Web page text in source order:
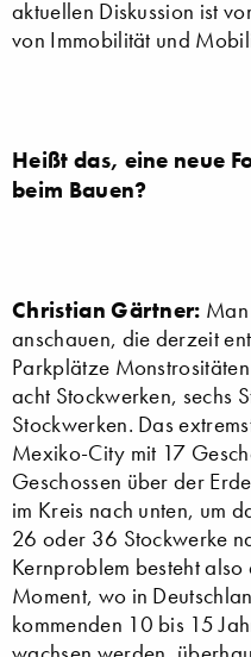
aktuellen Diskussion ist
von Immobilität und
Heißt das, eine neue
beim Bauen?
Christian Gärtner:
anschauen, die derzeit
Parkplätze
acht Stockwerken, sechs
Stockwerken. Das
Mexiko-City mit 17
Geschossen über der
im Kreis nach unten, um
26 oder 36 Stockwerke
Kernproblem besteht
Moment, wo in
kommenden 10 bis 15